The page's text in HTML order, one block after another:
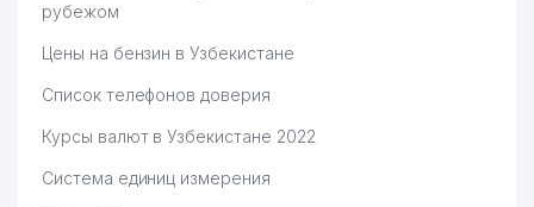
рубежом
Цены на бензин в Узбекистане
Список телефонов доверия
Курсы валют в Узбекистане 2022
Система единиц измерения